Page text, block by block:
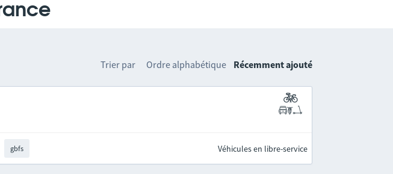
Trier par Ordre alphabétique Récemment ajouté
gbfs Véhicules en libre-service